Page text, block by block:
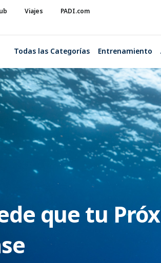
Viajes PADI.com
Todas las Categorías Entrenamiento
que tu